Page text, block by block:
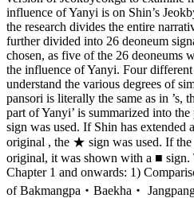
influence of Yanyi is on Shin’s
the research divides the entire
further divided into 26 deoneum
chosen, as five of the 26 deoneums
the influence of Yanyi. Four
understand the various degrees of
pansori is literally the same as in ’s,
part of Yanyi’ is summarized into
sign was used. If Shin has extended
original , the ★ sign was used. If the
original, it was shown with a ■ sign.
Chapter 1 and onwards: 1)
of Bakmangpa‧Baekha‧